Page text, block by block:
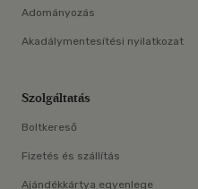
Adományozás
Akadálymentesítési nyilatkozat
Szolgáltatás
Boltkereső
Fizetés és szállítás
Ajándékkártya egyenlege